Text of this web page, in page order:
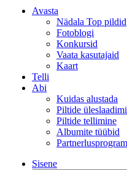
Avasta
Nädala Top pildid
Fotoblogi
Konkursid
Vaata kasutajaid
Kaart
Telli
Abi
Kuidas alustada
Piltide
Piltide tellimine
Albumite tüübid
Sisene